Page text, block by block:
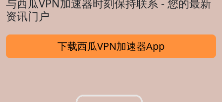
与西瓜VPN加速器时刻保持联系 - 您的最新
资讯门户
下载西瓜VPN加速器App